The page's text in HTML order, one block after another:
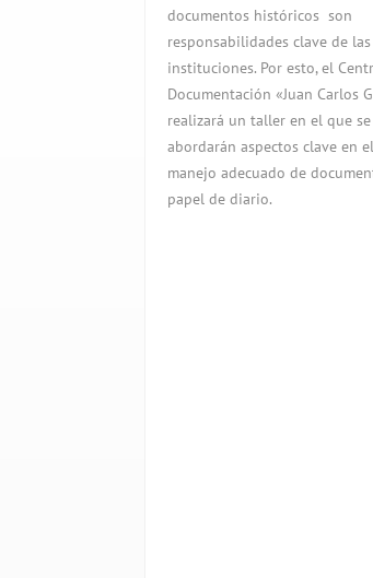
documentos históricos son
responsabilidades clave de las
instituciones. Por esto, el
Documentación «Juan Carlos
realizará un taller en el que se
abordarán aspectos clave en el
manejo adecuado de
papel de diario.